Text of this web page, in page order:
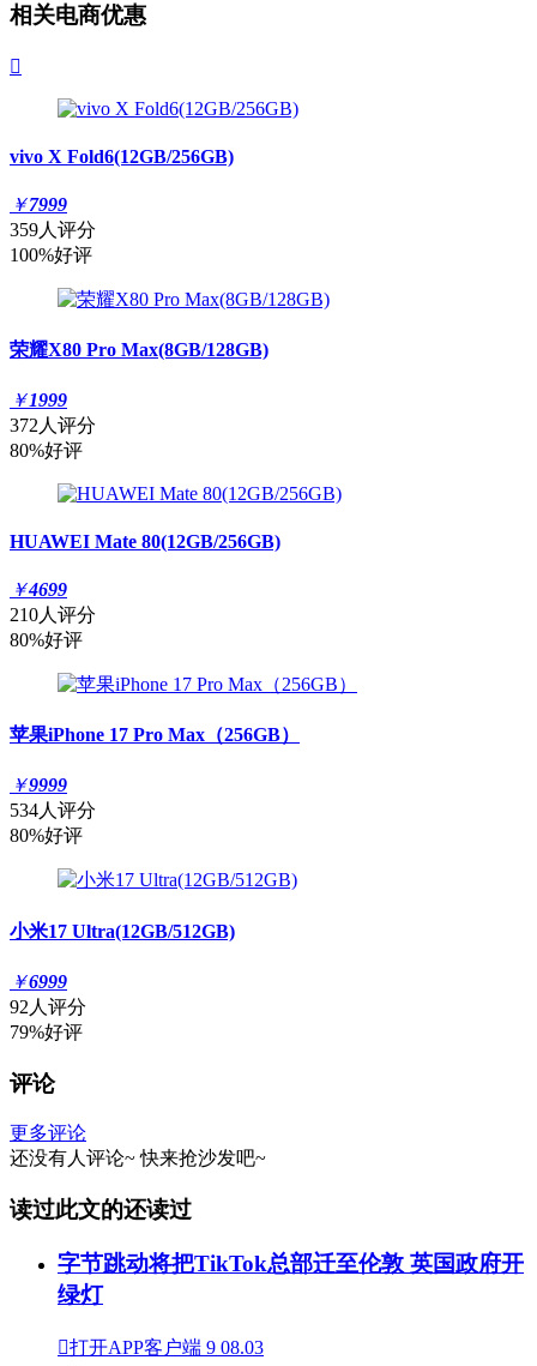
相关电商优惠

vivo X Fold6(12GB/256GB)
￥7999
359人评分
100%好评
荣耀X80 Pro Max(8GB/128GB)
￥1999
372人评分
80%好评
HUAWEI Mate 80(12GB/256GB)
￥4699
210人评分
80%好评
苹果iPhone 17 Pro Max（256GB）
￥9999
534人评分
80%好评
小米17 Ultra(12GB/512GB)
￥6999
92人评分
79%好评
评论
更多评论
还没有人评论~ 快来抢沙发吧~
读过此文的还读过
字节跳动将把TikTok总部迁至伦敦 英国政府开
绿灯
打开APP客户端 9 08.03